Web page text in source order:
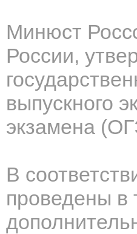
Минюст
России,
выпускного
экзамена
В
проведены в